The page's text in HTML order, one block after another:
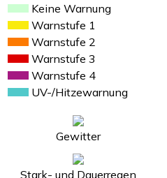
Keine Warnung
Warnstufe 1
Warnstufe 2
Warnstufe 3
Warnstufe 4
UV-/Hitzewarnung
Gewitter
Stark- und Dauerregen